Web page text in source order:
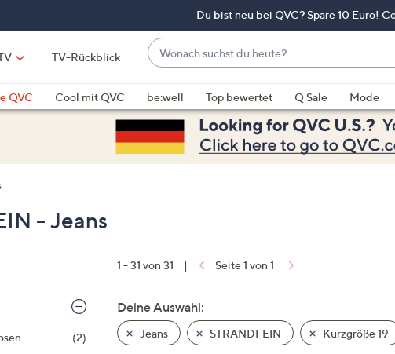
Du bist neu bei QVC? Spare 10 Euro!
TV-Rückblick
Wonach
suchst
du
heute?
Vorschläge
verfügbar
sind,
verwenden
und
unten
oder
wischen
QVC Cool mit QVC be:well Top bewertet Q Sale Mode
- Jeans
(2)
1 - 31 von 31 | Seite 1 von 1
Deine Auswahl:
Jeans STRANDFEIN Kurzgröße 19